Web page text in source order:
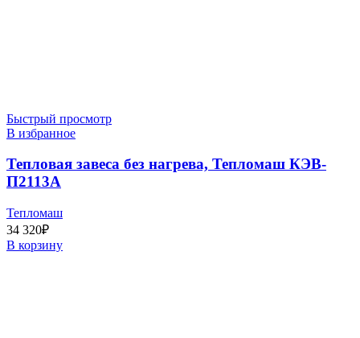
Быстрый просмотр
В избранное
Тепловая завеса без нагрева, Тепломаш КЭВ-
П2113A
Тепломаш
34 320₽
В корзину